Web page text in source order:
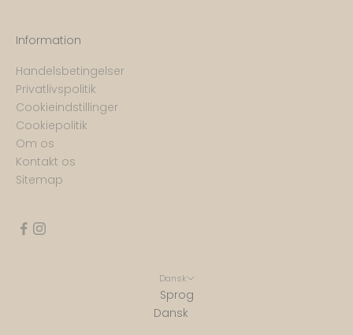
Information
Handelsbetingelser
Privatlivspolitik
Cookieindstillinger
Cookiepolitik
Om os
Kontakt os
Sitemap
Dansk
Sprog
Dansk